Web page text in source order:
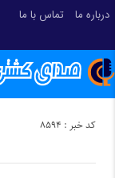
درباره ما تماس با ما
کد خبر : 8594